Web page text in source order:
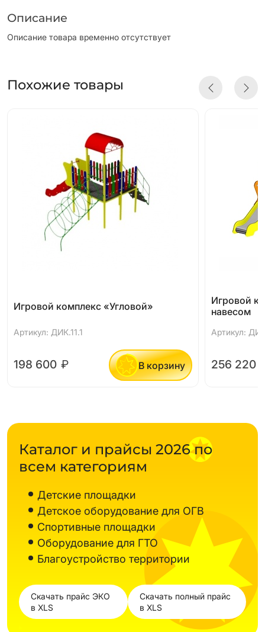
Описание
Описание товара временно отсутствует
Похожие товары
Игровой комплекс «Угловой»
Артикул: ДИК.11.1
198 600 ₽ В корзину
Игровой
навесом
Артикул:
256 220
Каталог и прайсы 2026 по
всем категориям
Детские площадки
Детское оборудование для ОГВ
Спортивные площадки
Оборудование для ГТО
Благоустройство территории
Скачать прайс ЭКО
в XLS
Скачать полный прайс
в XLS